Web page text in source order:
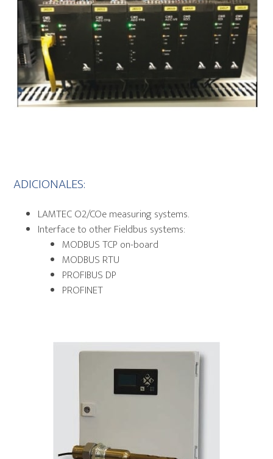
ADICIONALES:
LAMTEC O2/COe measuring systems.
Interface to other Fieldbus systems:
MODBUS TCP on-board
MODBUS RTU
PROFIBUS DP
PROFINET